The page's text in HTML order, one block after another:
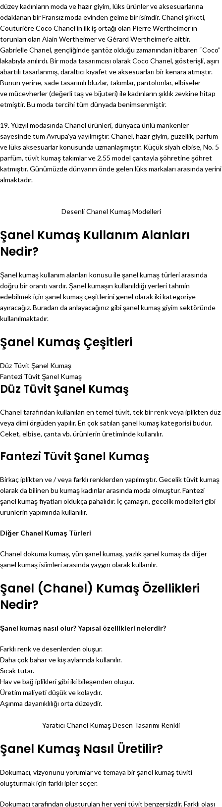
düzey kadınların moda ve hazır giyim, lüks ürünler ve aksesuarlarına
odaklanan bir Fransız moda evinden gelme bir isimdir. Chanel şirketi,
Couturière Coco Chanel’in ilk iş ortağı olan Pierre Wertheimer’ın
torunları olan Alain Wertheimer ve Gérard Wertheimer’e aittir.
Gabrielle Chanel, gençliğinde şantöz olduğu zamanından itibaren “Coco”
lakabıyla anılırdı. Bir moda tasarımcısı olarak Coco Chanel, gösterişli, aşırı
abartılı tasarlanmış, daraltıcı kıyafet ve aksesuarları bir kenara atmıştır.
Bunun yerine, sade tasarımlı bluzlar, takımlar, pantolonlar, elbiseler
ve mücevherler (değerli taş ve bijuteri) ile kadınların şıklık zevkine hitap
etmiştir. Bu moda tercihi tüm dünyada benimsenmiştir.
19. Yüzyıl modasında Chanel ürünleri, dünyaca ünlü mankenler
sayesinde tüm Avrupa’ya yayılmıştır. Chanel, hazır giyim, güzellik, parfüm
ve lüks aksesuarlar konusunda uzmanlaşmıştır. Küçük siyah elbise, No. 5
parfüm, tüvit kumaş takımlar ve 2.55 model çantayla şöhretine şöhret
katmıştır. Günümüzde dünyanın önde gelen lüks markaları arasında yerini
almaktadır.
Desenli Chanel Kumaş Modelleri
Şanel Kumaş Kullanım Alanları
Nedir?
Şanel kumaş kullanım alanları konusu ile şanel kumaş türleri arasında
doğru bir orantı vardır. Şanel kumaşın kullanıldığı yerleri tahmin
edebilmek için şanel kumaş çeşitlerini genel olarak iki kategoriye
ayıracağız. Buradan da anlayacağınız gibi şanel kumaş giyim sektöründe
kullanılmaktadır.
Şanel Kumaş Çeşitleri
Düz Tüvit Şanel Kumaş
Fantezi Tüvit Şanel Kumaş
Düz Tüvit Şanel Kumaş
Chanel tarafından kullanılan en temel tüvit, tek bir renk veya iplikten düz
veya dimi örgüden yapılır. En çok satılan şanel kumaş kategorisi budur.
Ceket, elbise, çanta vb. ürünlerin üretiminde kullanılır.
Fantezi Tüvit Şanel Kumaş
Birkaç iplikten ve / veya farklı renklerden yapılmıştır. Gecelik tüvit kumaş
olarak da bilinen bu kumaş kadınlar arasında moda olmuştur. Fantezi
şanel kumaş fiyatları oldukça pahalıdır. İç çamaşırı, gecelik modelleri gibi
ürünlerin yapımında kullanılır.
Diğer Chanel Kumaş Türleri
Chanel dokuma kumaş, yün şanel kumaş, yazlık şanel kumaş da diğer
şanel kumaş isiimleri arasında yaygın olarak kullanılır.
Şanel (Chanel) Kumaş Özellikleri
Nedir?
Şanel kumaş nasıl olur? Yapısal özellikleri nelerdir?
Farklı renk ve desenlerden oluşur.
Daha çok bahar ve kış aylarında kullanılır.
Sıcak tutar.
Hav ve bağ iplikleri gibi iki bileşenden oluşur.
Üretim maliyeti düşük ve kolaydır.
Aşınma dayanıklılığı orta düzeydir.
Yaratıcı Chanel Kumaş Desen Tasarımı Renkli
Şanel Kumaş Nasıl Üretilir?
Dokumacı, vizyonunu yorumlar ve temaya bir şanel kumaş tüviti
oluşturmak için farklı ipler seçer.
Dokumacı tarafından oluşturulan her yeni tüvit benzersizdir. Farklı olası